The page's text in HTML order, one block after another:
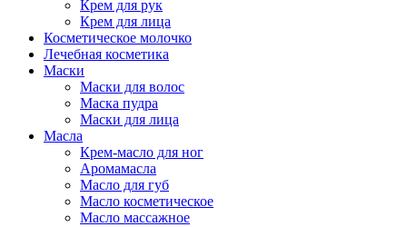
Крем для рук
Крем для лица
Косметическое молочко
Лечебная косметика
Маски
Маски для волос
Маска пудра
Маски для лица
Масла
Крем-масло для ног
Аромамасла
Масло для губ
Масло косметическое
Масло массажное